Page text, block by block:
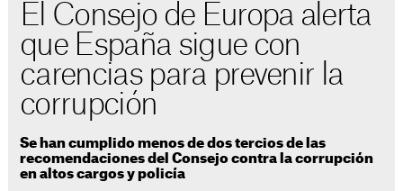
El Consejo de Europa alerta
que España sigue con
carencias para prevenir la
corrupción
Se han cumplido menos de dos tercios de las
recomendaciones del Consejo contra la corrupción
en altos cargos y policía